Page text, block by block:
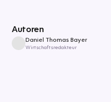
Autoren
Daniel Thomas Bayer
Wirtschaftsredakteur